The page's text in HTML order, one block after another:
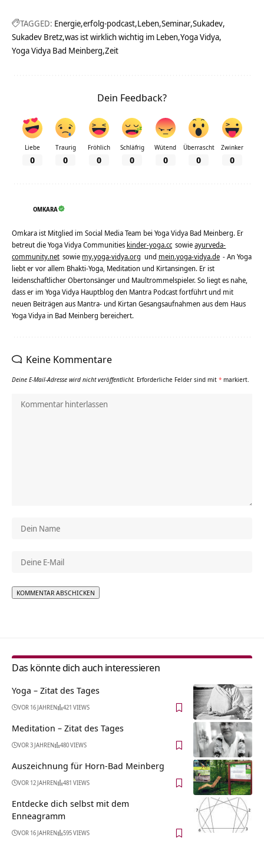
TAGGED: Energie erfolg-podcast Leben Seminar Sukadev
Sukadev Bretz was ist wirklich wichtig im Leben Yoga Vidya
Yoga Vidya Bad Meinberg Zeit
Dein Feedback?
Liebe
0
Traurig
0
Fröhlich
0
Schläfrig
0
Wütend
0
Überrascht
0
Zwinker
0
OMKARA
Omkara ist Mitglied im Social Media Team bei Yoga Vidya Bad Meinberg. Er
betreut die Yoga Vidya Communities kinder-yoga.cc sowieayurveda-
community.net sowie my.yoga-vidya.org und mein.yoga-vidya.de - An Yoga
liebt er vor allem Bhakti-Yoga, Meditation und Kirtansingen. Er ist
leidenschaftlicher Obertonsänger und Maultrommelspieler. So liegt es nahe,
dass er im Yoga Vidya Hauptblog den Mantra Podcast fortführt und mit
neuen Beiträgen aus Mantra- und Kirtan Gesangsaufnahmen aus dem Haus
Yoga Vidya in Bad Meinberg bereichert.
Keine Kommentare
Deine E-Mail-Adresse wird nicht veröffentlicht. Erforderliche Felder sind mit * markiert.
Das könnte dich auch interessieren
Yoga – Zitat des Tages
VOR 16 JAHREN 421 VIEWS
Meditation – Zitat des Tages
VOR 3 JAHREN 480 VIEWS
Auszeichnung für Horn-Bad Meinberg
VOR 12 JAHREN 481 VIEWS
Entdecke dich selbst mit dem
Enneagramm
VOR 16 JAHREN 595 VIEWS